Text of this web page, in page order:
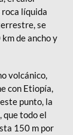
líquida
se
de ancho y
volcánico,
con Etiopía,
punto, la
todo el
150 m por